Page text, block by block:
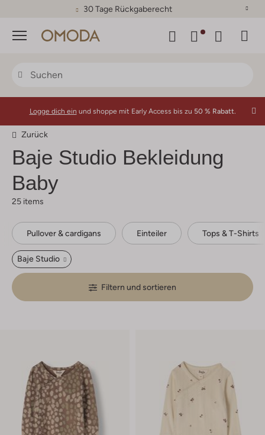
30 Tage Rückgaberecht
Menü
Logge dich ein und shoppe mit Early Access bis zu 50 % Rabatt.
Zurück
Baje Studio Bekleidung
Baby
25 items
Pullover & cardigans Einteiler Tops & T-Shirts
Baje Studio
Filtern und sortieren